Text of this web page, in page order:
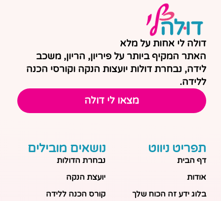
דולה לי אחות על מלא
האתר המקיף ביותר על פיריון, הריון, משכב
לידה, נבחרת דולות יועצות הנקה וקורסי הכנה
ללידה.
מצאו לי דולה
תפריט ניווט
דף הבית
אודות
בלוג ידע זה הכוח שלך
נושאים מובילים
נבחרת הדולות
יועצת הנקה
קורס הכנה ללידה